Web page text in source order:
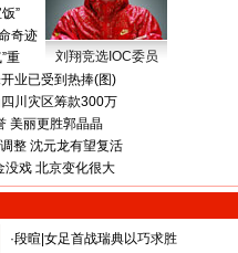
”
奇迹
重
刘翔竞选IOC委员
业已受到热捧(图)
川灾区筹款300万
美丽更胜郭晶晶
整 沈元龙有望复活
没戏 北京变化很大
·段暄 女足首战瑞典以巧求胜